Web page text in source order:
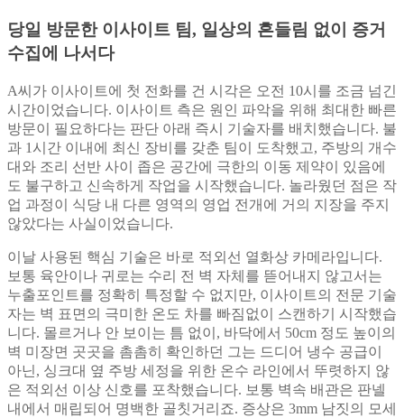
당일 방문한 이사이트 팀, 일상의 흔들림 없이 증거
수집에 나서다
A씨가 이사이트에 첫 전화를 건 시각은 오전 10시를 조금 넘긴
시간이었습니다. 이사이트 측은 원인 파악을 위해 최대한 빠른
방문이 필요하다는 판단 아래 즉시 기술자를 배치했습니다. 불
과 1시간 이내에 최신 장비를 갖춘 팀이 도착했고, 주방의 개수
대와 조리 선반 사이 좁은 공간에 극한의 이동 제약이 있음에
도 불구하고 신속하게 작업을 시작했습니다. 놀라웠던 점은 작
업 과정이 식당 내 다른 영역의 영업 전개에 거의 지장을 주지
않았다는 사실이었습니다.
이날 사용된 핵심 기술은 바로 적외선 열화상 카메라입니다.
보통 육안이나 귀로는 수리 전 벽 자체를 뜯어내지 않고서는
누출포인트를 정확히 특정할 수 없지만, 이사이트의 전문 기술
자는 벽 표면의 극미한 온도 차를 빠짐없이 스캔하기 시작했습
니다. 몰르거나 안 보이는 틈 없이, 바닥에서 50cm 정도 높이의
벽 미장면 곳곳을 촘촘히 확인하던 그는 드디어 냉수 공급이
아닌, 싱크대 옆 주방 세정을 위한 온수 라인에서 뚜렷하지 않
은 적외선 이상 신호를 포착했습니다. 보통 벽속 배관은 판넬
내에서 매립되어 명백한 골칫거리죠. 증상은 3mm 남짓의 모세